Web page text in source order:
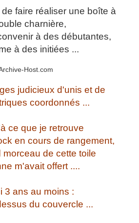
faire réaliser une boîte à
charnière,
à des débutantes,
à des initiées ...
judicieux d'unis et de
coordonnés ...
ce que je retrouve
en cours de rangement,
morceau de cette toile
m'avait offert ....
3 ans au moins :
du couvercle ...